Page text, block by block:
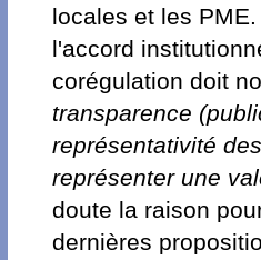
locales et les
l'accord
corégulation doit
transparence
représentativité
représenter une
doute la raison
dernières